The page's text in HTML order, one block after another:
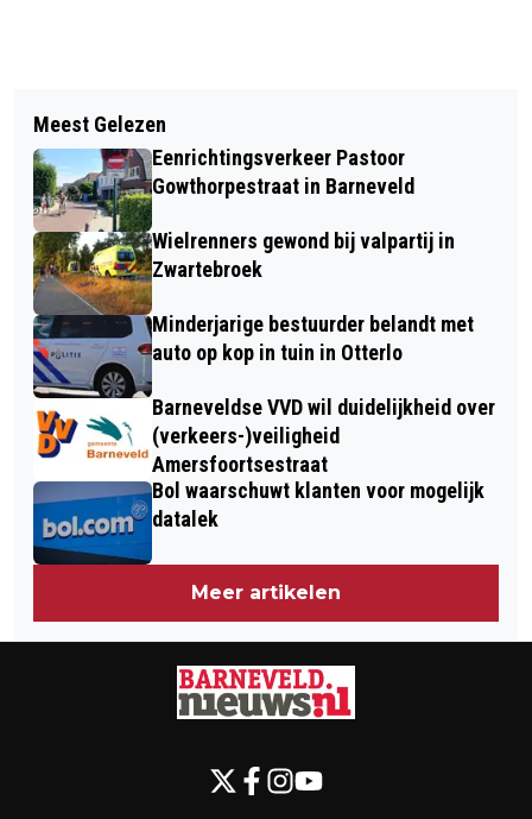
INLOOPAVOND 24 OKTOBER
OLDENBARNEVELDERWEG
DEZE DRIE KANDIDATEN ZITTEN
GEBAKKEN VOOR DE FINALE VAN
HEEL HOLLAND BAKT KIDS
Meest Gelezen
Eenrichtingsverkeer Pastoor
Gowthorpestraat in Barneveld
Wielrenners gewond bij valpartij in
Zwartebroek
Minderjarige bestuurder belandt met
auto op kop in tuin in Otterlo
Barneveldse VVD wil duidelijkheid over
(verkeers-)veiligheid
Amersfoortsestraat
Bol waarschuwt klanten voor mogelijk
datalek
Meer artikelen